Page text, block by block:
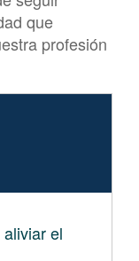
que
profesión
el